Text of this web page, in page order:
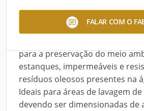
FALAR COM O
As Caixas Separadoras de Água
Saneglass, são confeccionadas
para a preservação do meio
estanques, impermeáveis e
resíduos oleosos presentes na
Ideais para áreas de lavagem
devendo ser dimensionadas de